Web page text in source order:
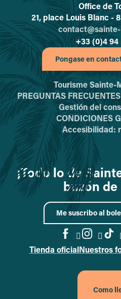
Office de
21, place Louis Blanc -
+33 (0)4 94
Pongase en
Tourisme Sainte-
PREGUNTAS
Gestión del
CONDICIONES
Accesibilidad:
¡Todo lo de
buzón
Me suscribo al
Acceder a
Tienda oficialNuestros
Como